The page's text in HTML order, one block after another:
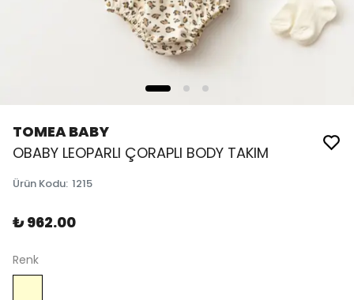
TOMEA BABY
OBABY LEOPARLI ÇORAPLI BODY TAKIM
Ürün Kodu: 1215
₺ 962.00
Renk